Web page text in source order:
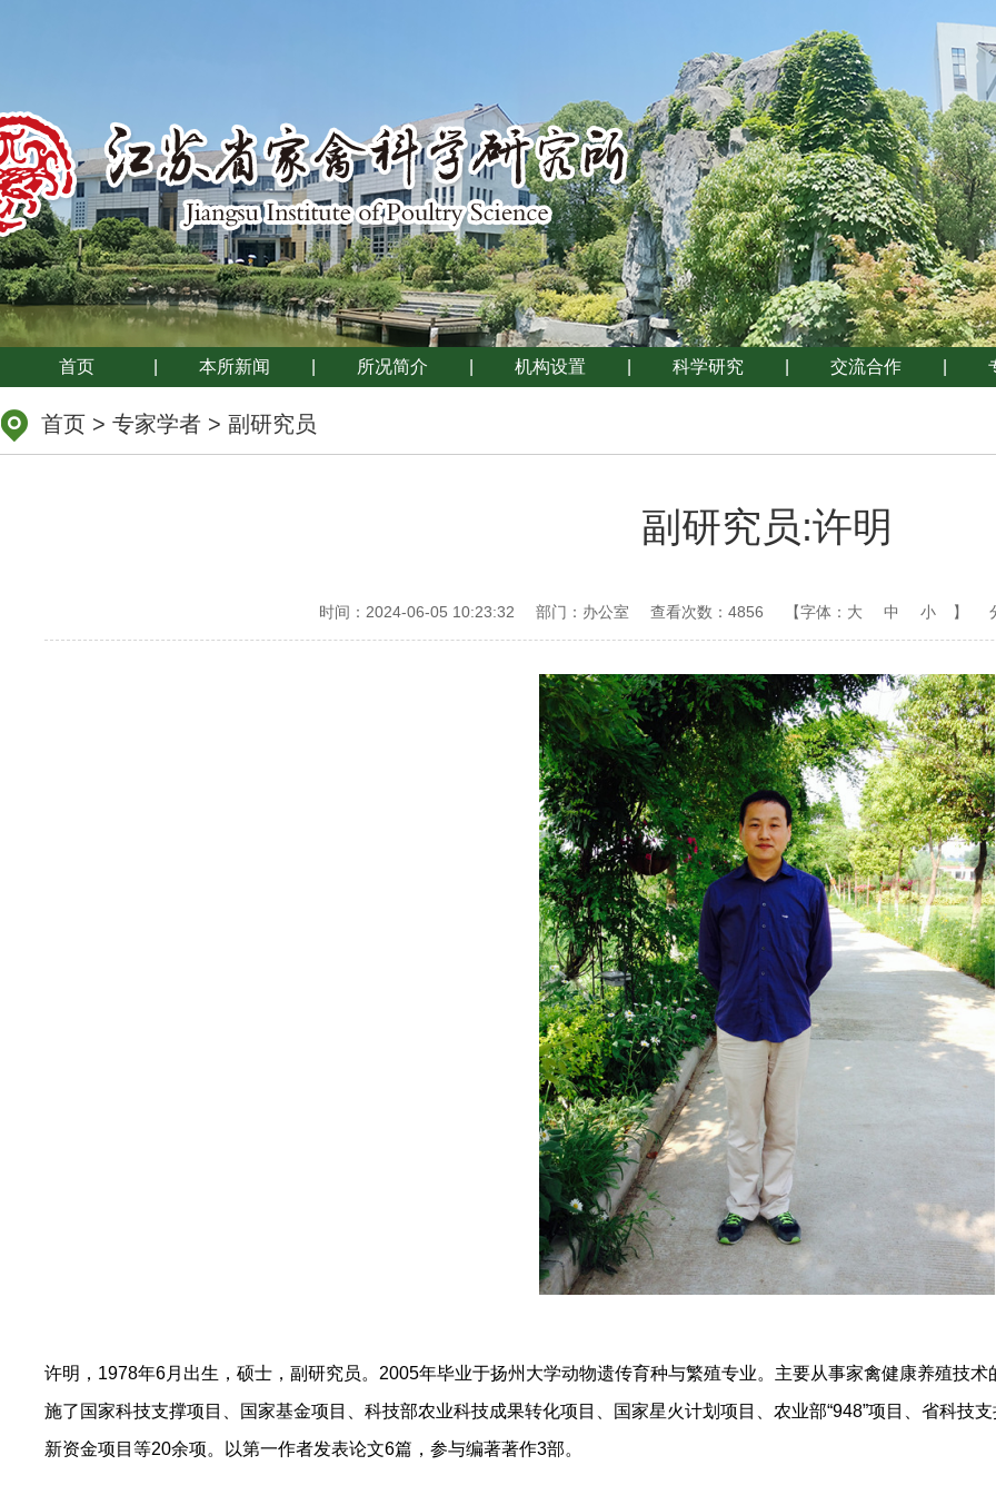
首页 本所新闻 所况简介 机构设置 科学研究 交流合作
首页 > 专家学者 > 副研究员
副研究员:许明
时间：2024-06-05 10:23:32 部门：办公室 查看次数：4856 【字体： 大 中 小 】
许明，1978年6月出生，硕士，副研究员。2005年毕业于扬州大学动物遗传育种与繁殖专业。主要从事家禽健康养殖技
施了国家科技支撑项目、国家基金项目、科技部农业科技成果转化项目、国家星火计划项目、农业部“948”项目、省科技
新资金项目等20余项。以第一作者发表论文6篇，参与编著著作3部。